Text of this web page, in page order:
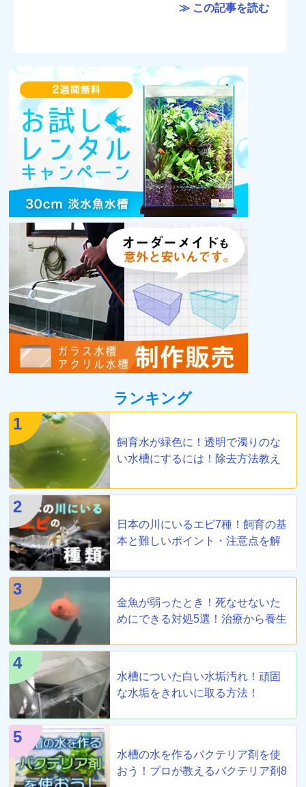
≫ この記事を読む
ランキング
1
飼育水が緑色に！透明で濁りのな
い水槽にするには！除去方法教え
2
日本の川にいるエビ7種！飼育の基
本と難しいポイント・注意点を解
3
金魚が弱ったとき！死なせないた
めにできる対処5選！治療から養生
4
水槽についた白い水垢汚れ！頑固
な水垢をきれいに取る方法！
5
水槽の水を作るバクテリア剤を使
おう！プロが教えるバクテリア剤8